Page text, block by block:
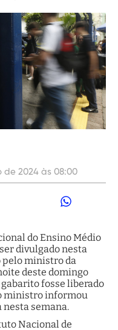
de 2024 às 08:00
do Ensino Médio
divulgado nesta
pelo ministro da
deste domingo
fosse liberado
ministro informou
nesta semana.
Nacional de